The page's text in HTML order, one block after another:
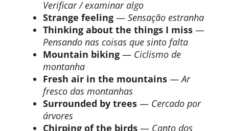
Verificar / examinar algo
Strange feeling — Sensação estranha
Thinking about the things I miss —
Pensando nas coisas que sinto falta
Mountain biking — Ciclismo de
montanha
Fresh air in the mountains —Ar
fresco das montanhas
Surrounded by trees — Cercado por
árvores
Chirping of the birds — Canto dos